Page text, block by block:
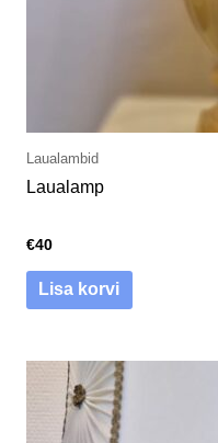
Laualambid
Laualamp
€40
Lisa korvi